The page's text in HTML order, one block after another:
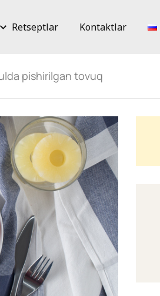
Retseptlar Kontaktlar
pishirilgan tovuq